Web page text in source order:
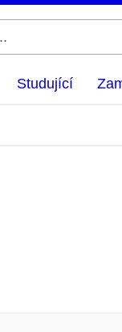
Studující